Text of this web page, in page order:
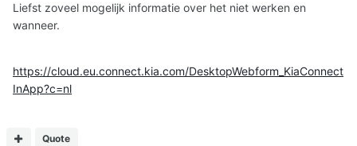
Liefst zoveel mogelijk informatie over het niet werken en
wanneer.
https://cloud.eu.connect.kia.com/DesktopWebform_KiaConnect
InApp?c=nl
Quote